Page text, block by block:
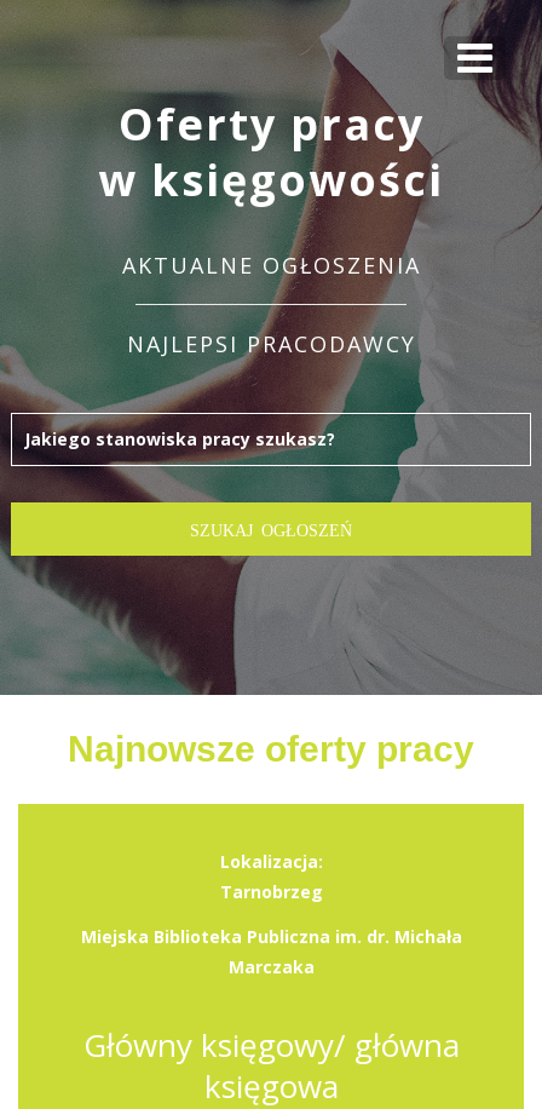
Oferty pracy
w księgowości
AKTUALNE OGŁOSZENIA
NAJLEPSI PRACODAWCY
Najnowsze oferty pracy
Lokalizacja:
Tarnobrzeg
Miejska Biblioteka Publiczna im. dr. Michała
Marczaka
Główny księgowy/ główna
księgowa